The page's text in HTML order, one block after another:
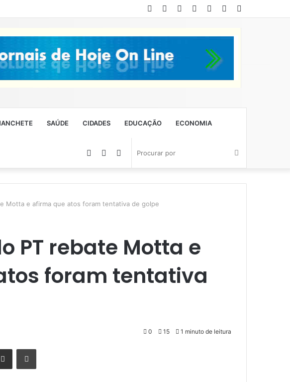
Artigo
aleatório
Entrar
Instagram
YouTube
Twitter
Facebook
SAÚDE CIDADES EDUCAÇÃO ECONOMIA
Procurar
por
Switch
skin
Barra
Lateral
Artigo
aleatório
Motta e afirma que atos foram tentativa de golpe
PT rebate Motta e
foram tentativa
0 15 1 minuto de leitura
Compartilhar via e-mail Imprimir